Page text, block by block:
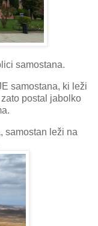
samostana.
samostana, ki leži
postal jabolko
samostan leži na